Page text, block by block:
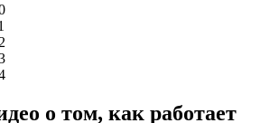
о том, как работает